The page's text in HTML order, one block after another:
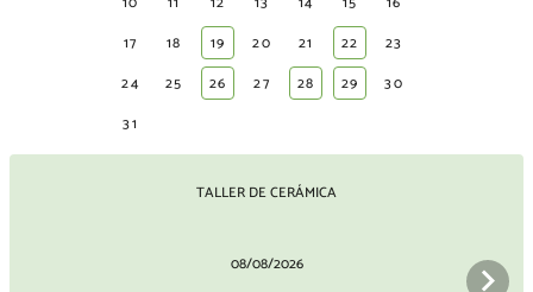
17
18 19 20 21 22
23
24
25 26 27 28 29
30
31
TALLER DE CERÁMICA
08/08/2026